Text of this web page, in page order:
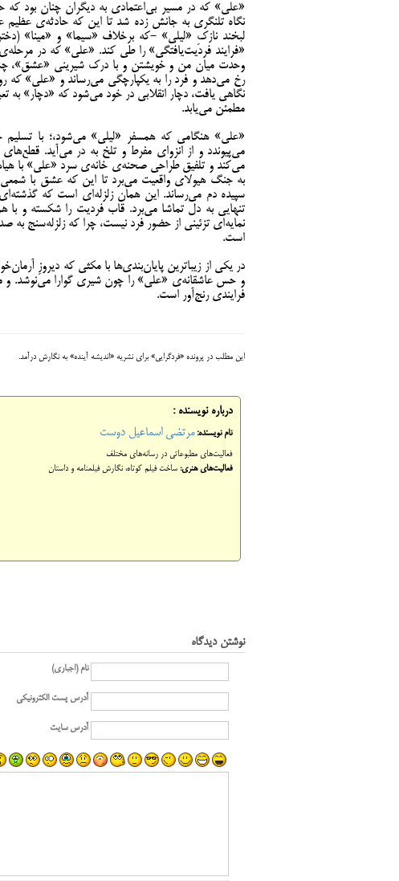
«علی» که در مسیر بی‌اعتمادی به دیگران چنان بود که
نگاه تلنگری به جانش زده شد تا این که حادثه‌ی
لبخند نازکِ «لیلی» -که برخلاف «سیما» و «مینا»
«فرایند فردیت‌یافتگی» را طی کند. «علی» که در
وحدت میان من و خویشتن و با درک شیرینی «عشق»،
رخ می‌دهد و فرد را به یکپارچگی می‌رساند و «علی» که
نگاهی یافت، دچار انقلابی در خود می‌شود که «دچار» به
مطمئن می‌یابد.
«علی» هنگامی که همسفر «لیلی» می‌شود،؛ با
می‌پیوندد و از انزوای مفرط و تلخ به در می‌آید.
می‌کند و تلفیق طراحی صحنه‌ی خانه‌ی سرد «علی» با
به جنگ هیولای واقعیت می‌برد تا این که عشق با
سپیده دم می‌رساند. این همان زلزله‌ای است که
تنهایی به دل تماشا می‌برد. قاب فردیت را شکسته و با
نمایه‌ای تزئینی از حضور فرد نیست، چرا که زلزله‌سنج به
است.
در یکی از زیباترین پایان‌بندی‌ها با مکثی که دیروزِ
و حس عاشقانه‌ی «علی» را چون شیری گوارا می‌نوشد. و من
فرایندی رنج‌آور است.
این مطلب در پرونده «فردگرایی» برای نشریه «اندیشه آینده» به نگارش درآمد.
درباره نویسنده :
نام نویسنده: مرتضی اسماعیل دوست
فعالیت‌های مطبوعاتی در رسانه‌های مختلف
فعالیت‌های هنری: ساخت فیلم کوتاه، نگارش فیلمنامه و داستان
نوشتن دیدگاه
نام (اجباری)
آدرس پست الکترونیکی
آدرس سایت